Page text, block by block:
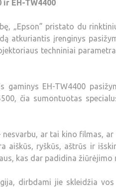
EH-TW4400
„Epson” pristato du
atkuriantis įrenginys
techniniai
EH-TW4400
čia sumontuotas
ar tai kino filmas,
ryškūs, aštrūs ir
kas dar padidina žiūrėjimo
dirbdami jie skleidžia